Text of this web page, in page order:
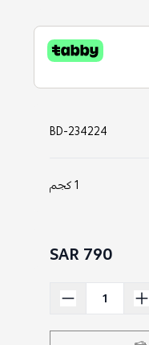
BD-234224
1 كجم
790 SAR